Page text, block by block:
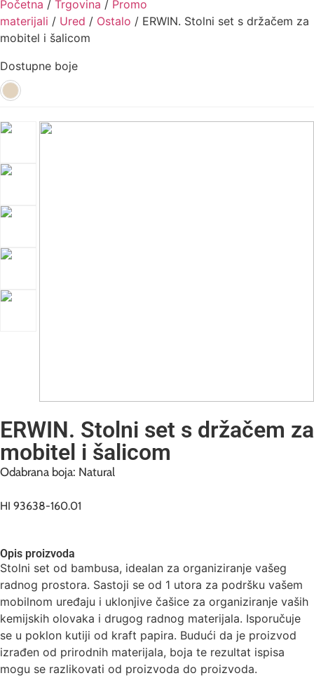
Početna / Trgovina / Promo
materijali / Ured / Ostalo / ERWIN. Stolni set s držačem za
mobitel i šalicom
Dostupne boje
ERWIN. Stolni set s držačem za
mobitel i šalicom
Odabrana boja: Natural
HI 93638-160.01
Opis proizvoda
Stolni set od bambusa, idealan za organiziranje vašeg
radnog prostora. Sastoji se od 1 utora za podršku vašem
mobilnom uređaju i uklonjive čašice za organiziranje vaših
kemijskih olovaka i drugog radnog materijala. Isporučuje
se u poklon kutiji od kraft papira. Budući da je proizvod
izrađen od prirodnih materijala, boja te rezultat ispisa
mogu se razlikovati od proizvoda do proizvoda.